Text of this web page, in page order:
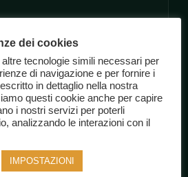
tra i vicoli, con il passo
il mondo per la
ombra, affilata come una
pietre antiche e pare
vignetta. Non è a Collodi,
pochi chilometri, dove la
ogni […]
dei cookies
tecnologie simili necessari per
di navigazione e per fornire i
in dettaglio nella nostra
questi cookie anche per capire
i nostri servizi per poterli
analizzando le interazioni con il
IMPOSTAZIONI